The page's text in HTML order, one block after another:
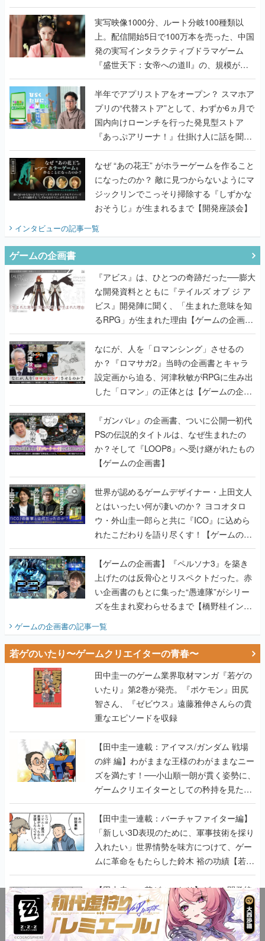
『TATSUJIN EXTREME』で初タッグを組
んだレジェンド2人に訊く開発秘話
実写映像1000分、ルート分岐100種類以
上。配信開始5日で100万本を売った、中国
発の実写インタラクティブドラマゲーム
『盛世天下：女帝への道II』の、規模が違
うこだわりをプロデューサーに聞いた
半年でアプリストアをオープン？ スマホア
プリの“代替ストア”として、わずか6ヵ月で
国内向けローンチを行った発見型ストア
『あっぷアリーナ！』仕掛け人に話を聞い
てみた
なぜ “あの花王” がホラーゲームを作ること
になったのか？ 敵に見つからないようにマ
ジックリンでこっそり掃除する『しずかな
おそうじ』が生まれるまで【開発座談会】
インタビューの記事一覧
ゲームの企画書
『アビス』は、ひとつの奇跡だった──膨大
な開発資料とともに『テイルズ オブ ジ ア
ビス』開発陣に聞く、「生まれた意味を知
るRPG」が生まれた理由【ゲームの企画
書】
なにが、人を「ロマンシング」させるの
か？『ロマサガ2』当時の企画書とキャラ
設定画から迫る、河津秋敏がRPGに生み出
した「ロマン」の正体とは【ゲームの企画
書】
『ガンパレ』の企画書、ついに公開━初代
PSの伝説的タイトルは、なぜ生まれたの
か？そして『LOOP8』へ受け継がれたもの
【ゲームの企画書】
世界が認めるゲームデザイナー・上田文人
とはいったい何が凄いのか？ ヨコオタロ
ウ・外山圭一郎らと共に『ICO』に込めら
れたこだわりを語り尽くす！【ゲームの企
画書】
【ゲームの企画書】『ペルソナ3』を築き
上げたのは反骨心とリスペクトだった。赤
い企画書のもとに集った“愚連隊”がシリー
ズを生まれ変わらせるまで【橋野桂インタ
ビュー】
ゲームの企画書の記事一覧
若ゲのいたり〜ゲームクリエイターの青春〜
田中圭一のゲーム業界取材マンガ『若ゲの
いたり』第2巻が発売。『ポケモン』田尻
智さん、『ゼビウス』遠藤雅伸さんらの貴
重なエピソードを収録
【田中圭一連載：アイマス/ガンダム 戦場
の絆 編】わがままな王様のわがままなニー
ズを満たす！──小山順一朗が貫く姿勢に、
ゲームクリエイターとしての矜持を見た
【若ゲのいたり最終回】
【田中圭一連載：バーチャファイター編】
「新しい3D表現のために、軍事技術を採り
入れたい」世界情勢を味方につけて、ゲー
ムに革命をもたらした鈴木 裕の功績【若ゲ
のいたり】
【田中圭一：若ゲのいたり】ゲーム開発統
合環境「Unreal Engine」最新バージョン
で、開発環境はどう変わる？ ゲーム業界向
けソリューションイベント「GTMF2019」